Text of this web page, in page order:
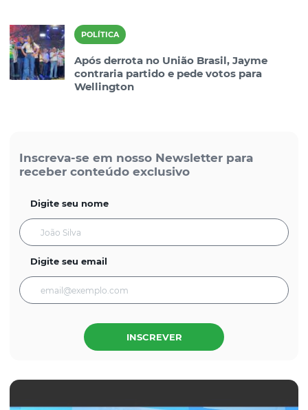
POLÍTICA
Após derrota no União Brasil, Jayme
contraria partido e pede votos para
Wellington
Inscreva-se em nosso Newsletter para
receber conteúdo exclusivo
Digite seu nome
Digite seu email
INSCREVER